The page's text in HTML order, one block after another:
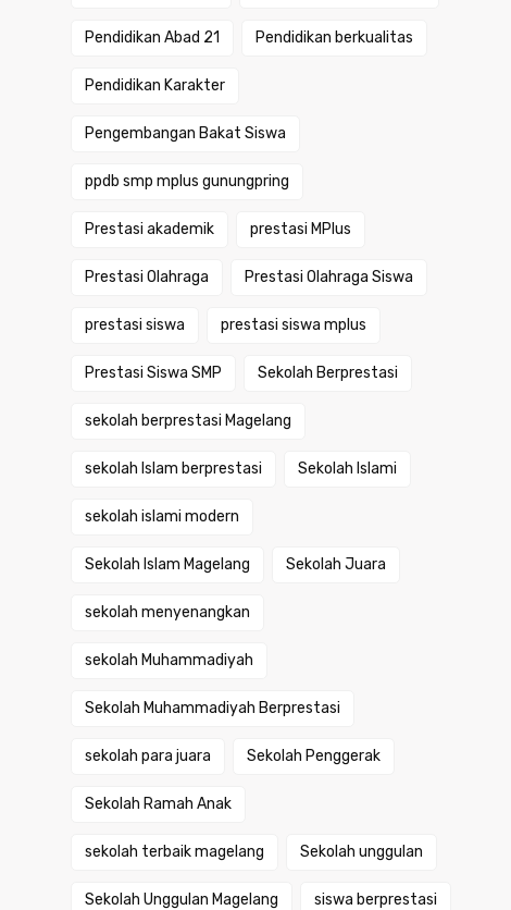
Pendidikan Abad 21 Pendidikan berkualitas
Pendidikan Karakter
Pengembangan Bakat Siswa
ppdb smp mplus gunungpring
Prestasi akademik prestasi MPlus
Prestasi Olahraga Prestasi Olahraga Siswa
prestasi siswa prestasi siswa mplus
Prestasi Siswa SMP Sekolah Berprestasi
sekolah berprestasi Magelang
sekolah Islam berprestasi Sekolah Islami
sekolah islami modern
Sekolah Islam Magelang Sekolah Juara
sekolah menyenangkan
sekolah Muhammadiyah
Sekolah Muhammadiyah Berprestasi
sekolah para juara Sekolah Penggerak
Sekolah Ramah Anak
sekolah terbaik magelang Sekolah unggulan
Sekolah Unggulan Magelang siswa berprestasi